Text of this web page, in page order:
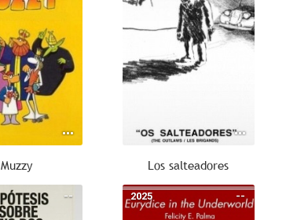
Muzzy Los salteadores
-- --
2025